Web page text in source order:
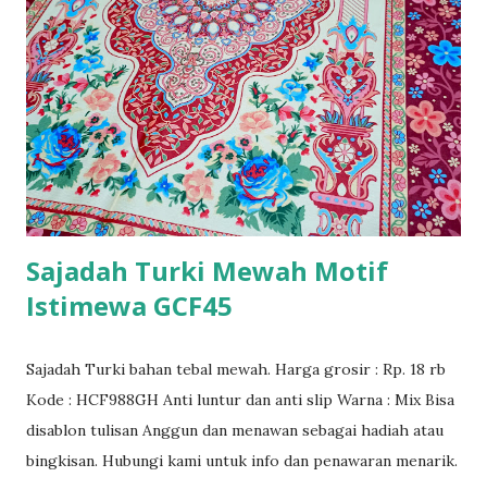
Sajadah Turki Mewah Motif
Istimewa GCF45
Sajadah Turki bahan tebal mewah. Harga grosir : Rp. 18 rb
Kode : HCF988GH Anti luntur dan anti slip Warna : Mix Bisa
disablon tulisan Anggun dan menawan sebagai hadiah atau
bingkisan. Hubungi kami untuk info dan penawaran menarik.